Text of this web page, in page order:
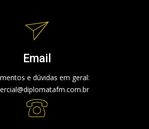
Email
e dúvidas em geral: